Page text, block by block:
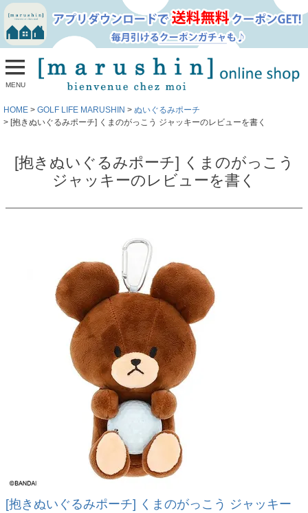
MENU
HOME GOLF LIFE MARUSHIN
ぬいぐるみポーチ
[抱きぬいぐるみポーチ] くまのがっこう ジャッキーのレビューを書く
[抱きぬいぐるみポーチ] くまのがっこう
ジャッキーのレビューを書く
[抱きぬいぐるみポーチ] くまのがっこう ジャッキー